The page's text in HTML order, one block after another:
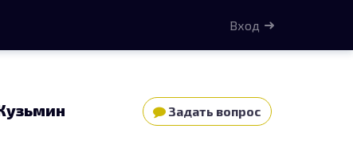
Задать вопрос
Вход